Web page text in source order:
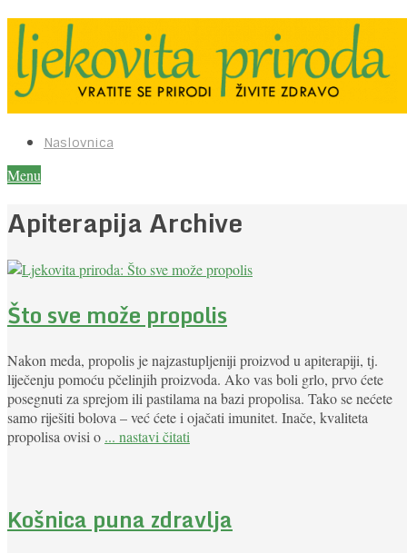
Naslovnica
Menu
Apiterapija Archive
Što sve može propolis
Nakon meda, propolis je najzastupljeniji proizvod u apiterapiji, tj.
liječenju pomoću pčelinjih proizvoda. Ako vas boli grlo, prvo ćete
posegnuti za sprejom ili pastilama na bazi propolisa. Tako se nećete
samo riješiti bolova – već ćete i ojačati imunitet. Inače, kvaliteta
propolisa ovisi o ... nastavi čitati
Košnica puna zdravlja